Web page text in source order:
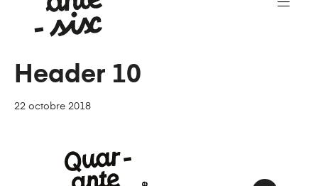
Header 10
22 octobre 2018